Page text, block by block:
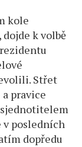
kole
k volbě
Střet
pravice
v posledních
dopředu